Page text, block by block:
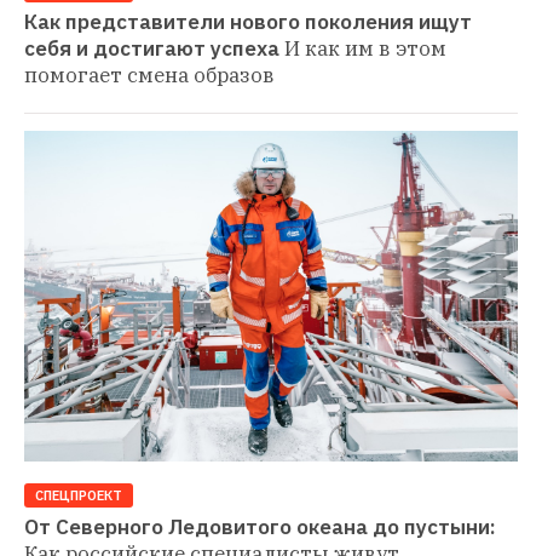
Как представители нового поколения ищут
себя и достигают успехаИ как им в этом
помогает смена образов
СПЕЦПРОЕКТ
От Северного Ледовитого океана до пустыни: